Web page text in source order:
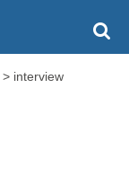
> interview